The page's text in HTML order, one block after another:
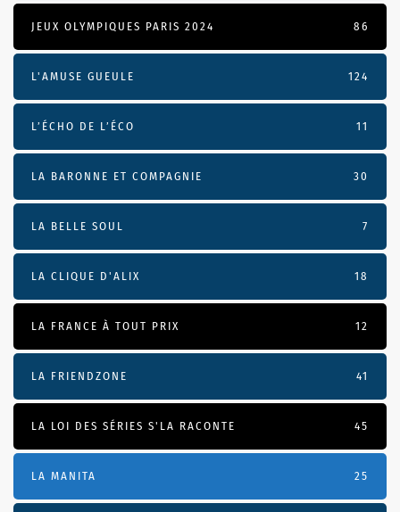
JEUX OLYMPIQUES PARIS 2024 86
L'AMUSE GUEULE 124
L’ÉCHO DE L’ÉCO 11
LA BARONNE ET COMPAGNIE 30
LA BELLE SOUL 7
LA CLIQUE D'ALIX 18
LA FRANCE À TOUT PRIX 12
LA FRIENDZONE 41
LA LOI DES SÉRIES S'LA RACONTE 45
LA MANITA 25